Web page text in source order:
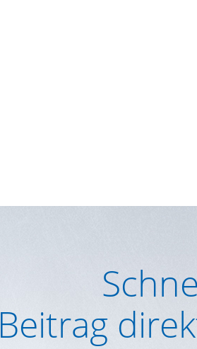
Beitrag